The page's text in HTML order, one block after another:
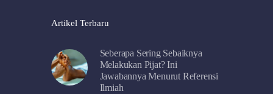
Artikel Terbaru
Seberapa Sering Sebaiknya
Melakukan Pijat? Ini
Jawabannya Menurut Referensi
Ilmiah